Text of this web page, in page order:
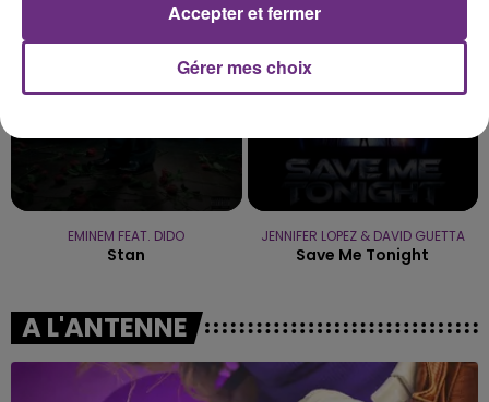
EMINEM FEAT. DIDO
Stan
18h35
18h35
JENNIFER LOPEZ & DAVID GUETTA
Save Me Tonight
A L'ANTENNE
Gérer mes choix
Accepter et fermer